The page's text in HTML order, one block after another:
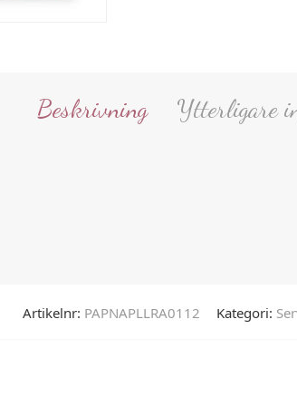
Beskrivning Ytterligare
Artikelnr: PAPNAPLLRA0112 Kategori: